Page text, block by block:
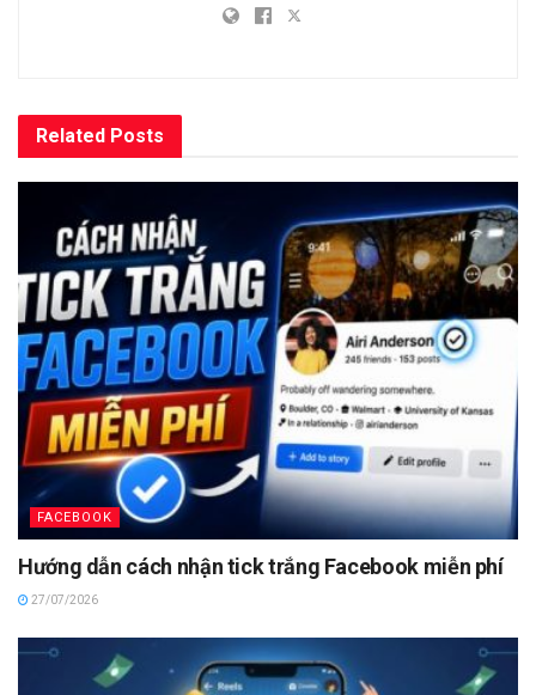
Related Posts
FACEBOOK
Hướng dẫn cách nhận tick trắng Facebook miễn phí
27/07/2026